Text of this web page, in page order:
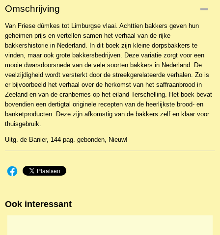
Productcode
NBKKo-16562
EAN code
9789402902617
Omschrijving
Van Friese dúmkes tot Limburgse vlaai. Achttien bakkers geven hun
geheimen prijs en vertellen samen het verhaal van de rijke
bakkershistorie in Nederland. In dit boek zijn kleine dorpsbakkers te
vinden, maar ook grote bakkersbedrijven. Deze variatie zorgt voor een
mooie dwarsdoorsnede van de vele soorten bakkers in Nederland. De
veelzijdigheid wordt versterkt door de streekgerelateerde verhalen. Zo is
er bijvoorbeeld het verhaal over de herkomst van het saffraanbrood in
Zeeland en van de cranberries op het eiland Terschelling. Het boek bevat
bovendien een dertigtal originele recepten van de heerlijkste brood- en
banketproducten. Deze zijn afkomstig van de bakkers zelf en klaar voor
thuisgebruik.
Uitg. de Banier, 144 pag. gebonden, Nieuw!
Ook interessant